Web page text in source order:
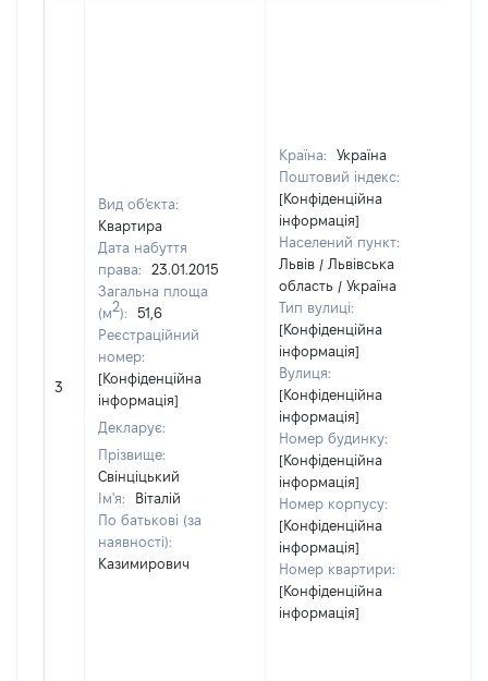
3
Вид об'єкта:
Квартира
Дата набуття
права:
23.01.2015
Загальна площа
(м2):
51,6
Реєстраційний
номер:
[Конфіденційна
інформація]
Декларує:
Прізвище:
Свінціцький
Ім'я:
Віталій
По батькові (за
наявності):
Казимирович
Країна:
Україна
Поштовий індекс:
[Конфіденційна
інформація]
Населений пункт:
Львів / Львівська
область / Україна
Тип вулиці:
[Конфіденційна
інформація]
Вулиця:
[Конфіденційна
інформація]
Номер будинку:
[Конфіденційна
інформація]
Номер корпусу:
[Конфіденційна
інформація]
Номер квартири:
[Конфіденційна
інформація]